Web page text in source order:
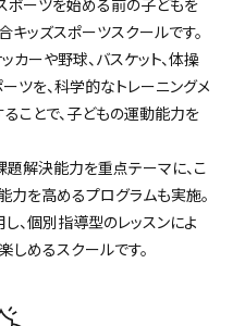
ーツを始める前の子どもを
ッズスポーツスクールです。
カーや野球、バスケット、体操
ツを、科学的なトレーニングメ
ことで、子どもの運動能力を
題解決能力を重点テーマに、こ
を高めるプログラムも実施。
、個別指導型のレッスンによ
しめるスクールです。